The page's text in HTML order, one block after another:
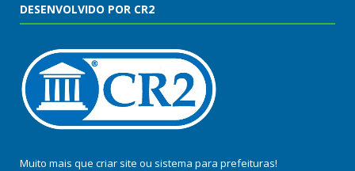
DESENVOLVIDO POR CR2
Muito mais que criar site ou sistema para prefeituras!